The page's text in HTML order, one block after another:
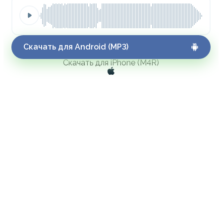
Скачать для Android (MP3)
Скачать для iPhone (M4R)